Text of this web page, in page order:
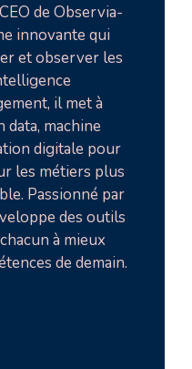
de Observia-
innovante qui
et observer les
il met à
machine
digitale pour
les métiers plus
Passionné par
des outils
à mieux
de demain.